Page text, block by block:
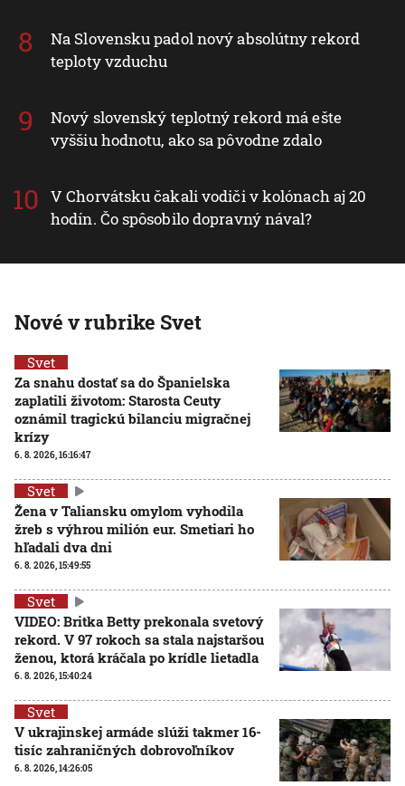
Na Slovensku padol nový absolútny rekord
teploty vzduchu
Nový slovenský teplotný rekord má ešte
vyššiu hodnotu, ako sa pôvodne zdalo
V Chorvátsku čakali vodiči v kolónach aj 20
hodín. Čo spôsobilo dopravný nával?
Nové v rubrike Svet
Svet
Za snahu dostať sa do Španielska
zaplatili životom: Starosta Ceuty
oznámil tragickú bilanciu migračnej
krízy
6. 8. 2026, 16:16:47
Svet
Žena v Taliansku omylom vyhodila
žreb s výhrou milión eur. Smetiari ho
hľadali dva dni
6. 8. 2026, 15:49:55
Svet
VIDEO: Britka Betty prekonala svetový
rekord. V 97 rokoch sa stala najstaršou
ženou, ktorá kráčala po krídle lietadla
6. 8. 2026, 15:40:24
Svet
V ukrajinskej armáde slúži takmer 16-
tisíc zahraničných dobrovoľníkov
6. 8. 2026, 14:26:05